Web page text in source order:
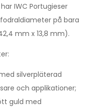
IWC Portugieser
på bara
mm x 13,8 mm).
silverpläterad
och applikationer;
guld med